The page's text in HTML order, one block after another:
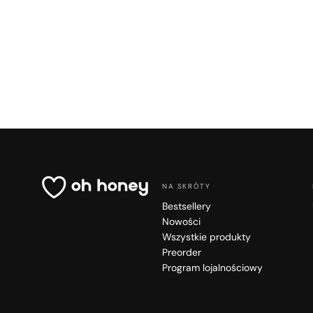
NA SKRÓTY
Bestsellery
Nowości
Wszystkie produkty
Preorder
Program lojalnościowy